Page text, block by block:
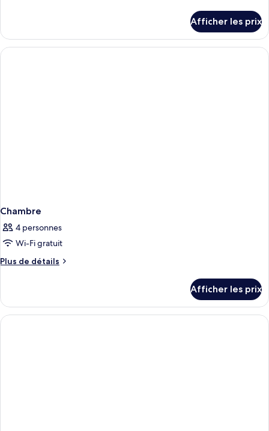
Chambre
Afficher les prix
Chambre
4 personnes
Wi-Fi gratuit
Plus de détails
Plus
Chambre
Afficher les prix